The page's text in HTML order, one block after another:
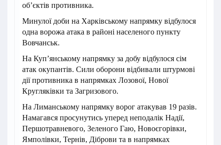
об’єктів противника.
Минулої доби на Харківському напрямку відбулося
одна ворожа атака в районі населеного пункту
Вовчанськ.
На Куп’янському напрямку за добу відбулося сім
атак окупантів. Сили оборони відбивали штурмові
дії противника в напрямках Лозової, Нової
Кругляківки та Загризового.
На Лиманському напрямку ворог атакував 19 разів.
Намагався просунутись уперед неподалік Надії,
Першотравневого, Зеленого Гаю, Новоєгорівки,
Ямполівки, Тернів, Діброви та в напрямках